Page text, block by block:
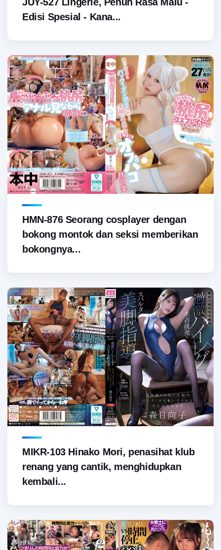
Edisi Spesial - Kana...
HMN-876 Seorang cosplayer dengan
bokong montok dan seksi memberikan
bokongnya...
MIKR-103 Hinako Mori, penasihat klub
renang yang cantik, menghidupkan
kembali...